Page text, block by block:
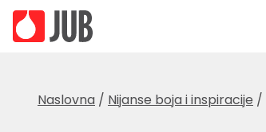
Naslovna / Nijanse boja i inspiracije /